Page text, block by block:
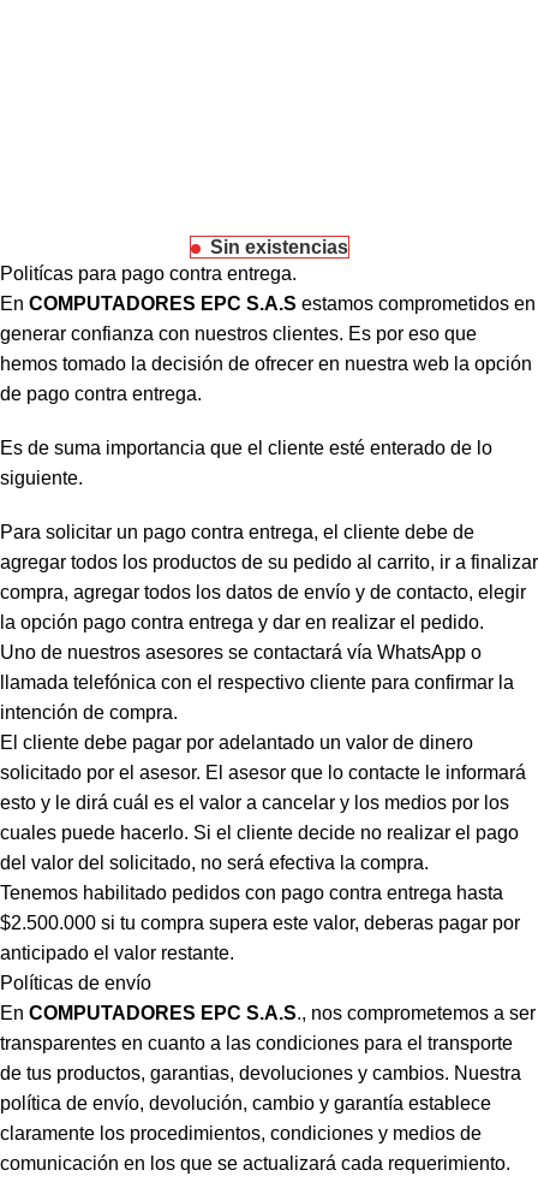
Sin existencias
Politícas para pago contra entrega.
En COMPUTADORES EPC S.A.S estamos comprometidos en
generar confianza con nuestros clientes. Es por eso que
hemos tomado la decisión de ofrecer en nuestra web la opción
de pago contra entrega.
Es de suma importancia que el cliente esté enterado de lo
siguiente.
Para solicitar un pago contra entrega, el cliente debe de
agregar todos los productos de su pedido al carrito, ir a finalizar
compra, agregar todos los datos de envío y de contacto, elegir
la opción pago contra entrega y dar en realizar el pedido.
Uno de nuestros asesores se contactará vía WhatsApp o
llamada telefónica con el respectivo cliente para confirmar la
intención de compra.
El cliente debe pagar por adelantado un valor de dinero
solicitado por el asesor. El asesor que lo contacte le informará
esto y le dirá cuál es el valor a cancelar y los medios por los
cuales puede hacerlo. Si el cliente decide no realizar el pago
del valor del solicitado, no será efectiva la compra.
Tenemos habilitado pedidos con pago contra entrega hasta
$2.500.000 si tu compra supera este valor, deberas pagar por
anticipado el valor restante.
Políticas de envío
En COMPUTADORES EPC S.A.S., nos comprometemos a ser
transparentes en cuanto a las condiciones para el transporte
de tus productos, garantias, devoluciones y cambios. Nuestra
política de envío, devolución, cambio y garantía establece
claramente los procedimientos, condiciones y medios de
comunicación en los que se actualizará cada requerimiento.